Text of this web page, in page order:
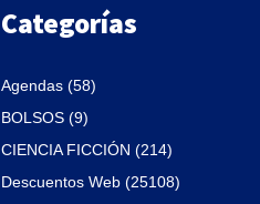
Categorías
Agendas (58)
BOLSOS (9)
CIENCIA FICCIÓN (214)
Descuentos Web (25108)